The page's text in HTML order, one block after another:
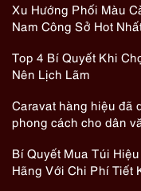
Xu Hướng Phối Màu
Nam Công Sở Hot
Top 4 Bí Quyết Khi
Nên Lịch Lãm
Caravat hàng hiệu đã
phong cách cho dân
Bí Quyết Mua Túi
Hãng Với Chi Phí Tiết